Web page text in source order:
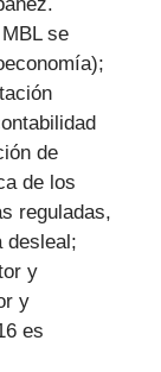
se
de
de los
reguladas,
desleal;
y
y
es